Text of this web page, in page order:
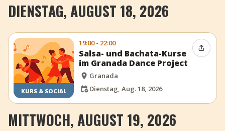
DIENSTAG, AUGUST 18, 2026
KURS & SOCIAL
19:00 - 22:00
Salsa- und Bachata-Kurse
im Granada Dance Project
Granada
Dienstag, Aug. 18, 2026
Event
MITTWOCH, AUGUST 19, 2026